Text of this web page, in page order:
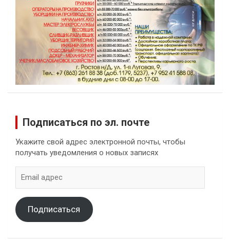
Подписаться по эл. почте
Укажите свой адрес электронной почты, чтобы
получать уведомления о новых записях
адрес
Подписаться